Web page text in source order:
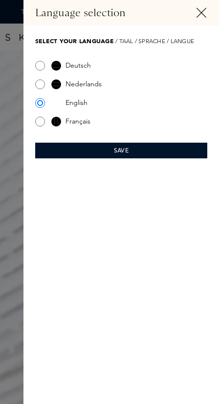
PRINCIPAL
Trouvez votre nouveau parfum grâce au Fragrance Finder
Language selection
SELECT YOUR LANGUAGE / TAAL / SPRACHE / LANGUE
Deutsch
Nederlands
English
Français
SAVE